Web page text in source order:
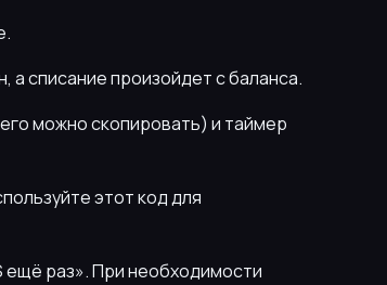
а списание произойдет с баланса.
можно скопировать) и таймер
этот код для
ещё раз». При необходимости